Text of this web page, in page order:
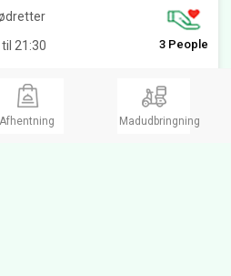
21:30 3 People
er vildt god
Se Menukort
Afhentning Madudbringning